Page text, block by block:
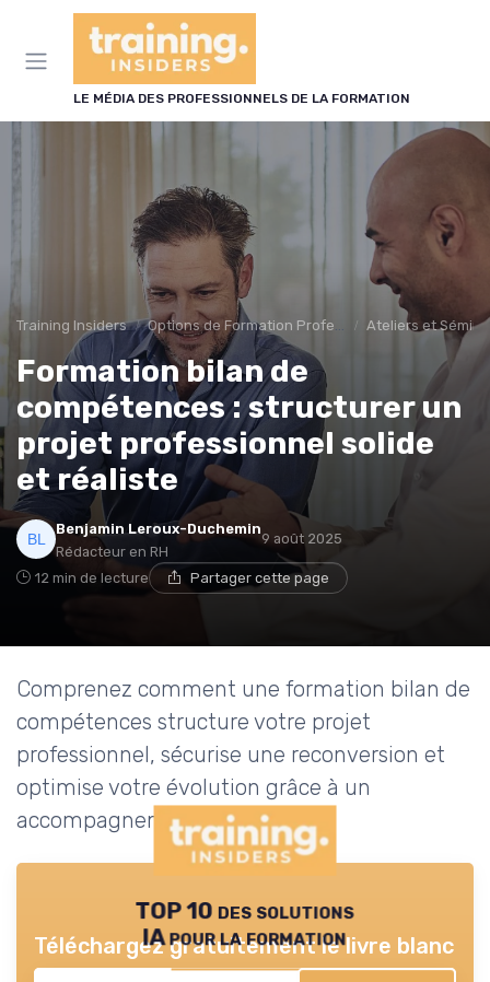
LE MÉDIA DES PROFESSIONNELS DE LA FORMATION
Training Insiders Options de Formation Professionnelle Ateliers et
Formation bilan de
compétences : structurer un
projet professionnel solide
et réaliste
Benjamin Leroux-Duchemin
Rédacteur en RH
9 août 2025
12 min de lecture Partager cette page
Comprenez comment une formation bilan de
compétences structure votre projet
professionnel, sécurise une reconversion et
optimise votre évolution grâce à un
accompagnement expert.
TOP 10 des solutions
IA pour la formation
Téléchargez gratuitement le livre blanc
Panneau de gestion des cookies